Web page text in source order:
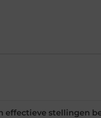
effectieve stellingen